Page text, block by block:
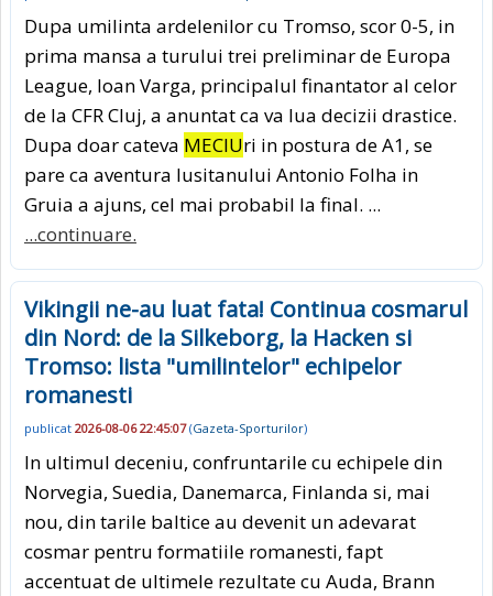
Dupa umilinta ardelenilor cu Tromso, scor 0-5, in
prima mansa a turului trei preliminar de Europa
League, Ioan Varga, principalul finantator al celor
de la CFR Cluj, a anuntat ca va lua decizii drastice.
Dupa doar cateva MECIUri in postura de A1, se
pare ca aventura lusitanului Antonio Folha in
Gruia a ajuns, cel mai probabil la final. ...
...continuare.
Vikingii ne-au luat fata! Continua cosmarul
din Nord: de la Silkeborg, la Hacken si
Tromso: lista "umilintelor" echipelor
romanesti
publicat 2026-08-06 22:45:07(Gazeta-Sporturilor)
In ultimul deceniu, confruntarile cu echipele din
Norvegia, Suedia, Danemarca, Finlanda si, mai
nou, din tarile baltice au devenit un adevarat
cosmar pentru formatiile romanesti, fapt
accentuat de ultimele rezultate cu Auda, Brann